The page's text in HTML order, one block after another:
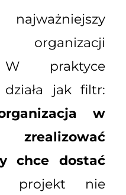
W praktyce
jak filtr:
w
chce dostać
projekt nie